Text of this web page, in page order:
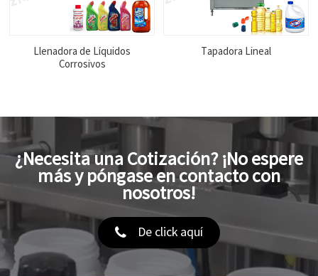
Llenadora de Líquidos
Corrosivos
Tapadora Lineal
¿Necesita una Cotización? ¡No espere
más y póngase en contacto con
nosotros!
De click aquí